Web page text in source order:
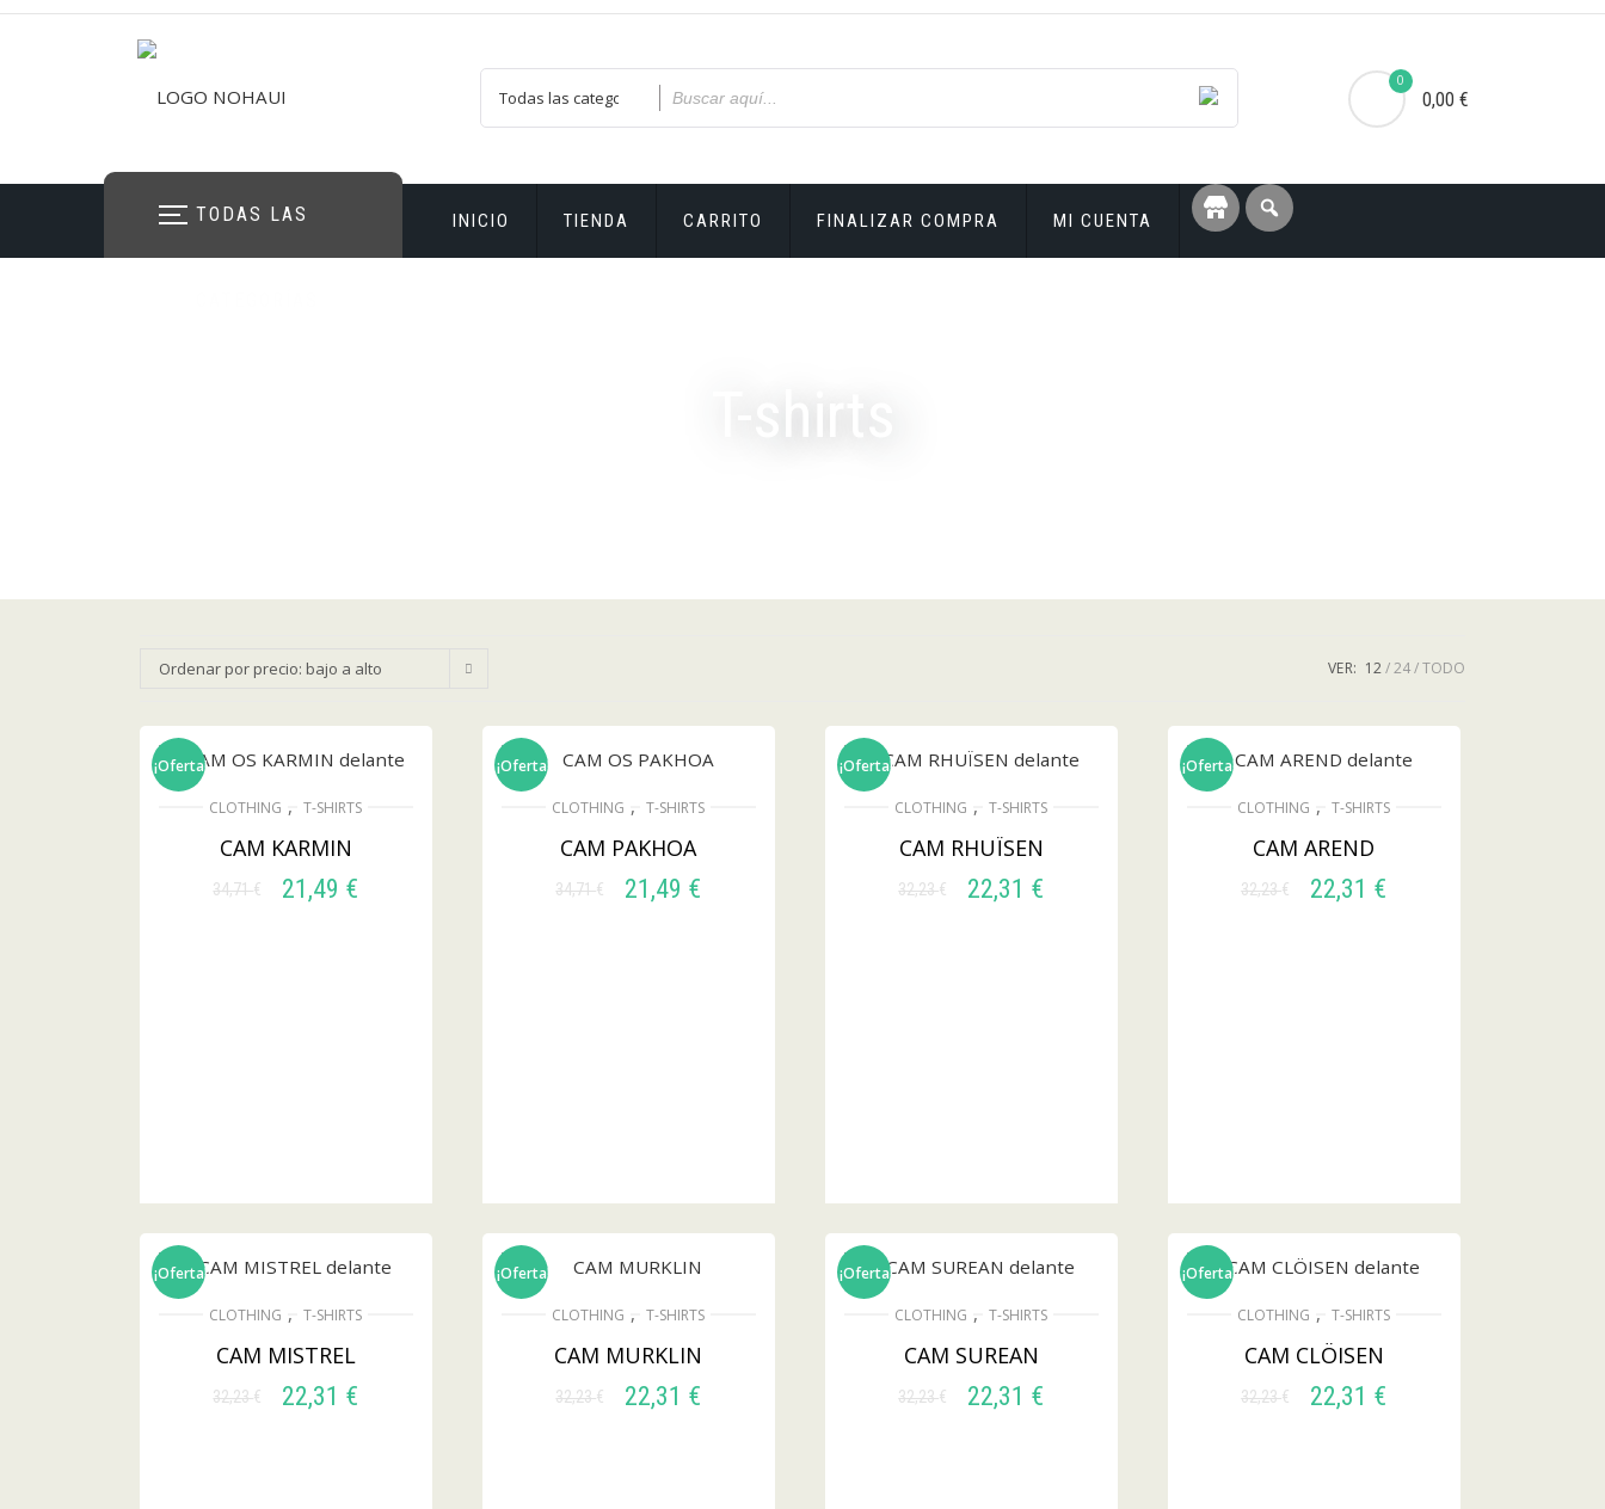
0
0,00 €
TODAS LAS INICIO TIENDA CARRITO FINALIZAR COMPRA MI CUENTA
Ordenar por precio: bajo a alto VER: 12 24 TODO
¡Oferta!
CLOTHING , T-SHIRTS
CAM KARMIN
34,71€ 21,49 €
¡Oferta!
CLOTHING , T-SHIRTS
CAM PAKHOA
34,71€ 21,49 €
¡Oferta!
CLOTHING , T-SHIRTS
CAM RHUÏSEN
32,23€ 22,31 €
¡Oferta!
CLOTHING , T-SHIRTS
CAM AREND
32,23€ 22,31 €
¡Oferta!
CLOTHING , T-SHIRTS
CAM MISTREL
32,23€ 22,31 €
¡Oferta!
CLOTHING , T-SHIRTS
CAM MURKLIN
32,23€ 22,31 €
¡Oferta!
CLOTHING , T-SHIRTS
CAM SUREAN
32,23€ 22,31 €
¡Oferta!
CLOTHING , T-SHIRTS
CAM CLÖISEN
32,23€ 22,31 €